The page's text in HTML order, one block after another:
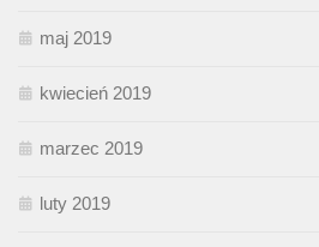
maj 2019
kwiecień 2019
marzec 2019
luty 2019